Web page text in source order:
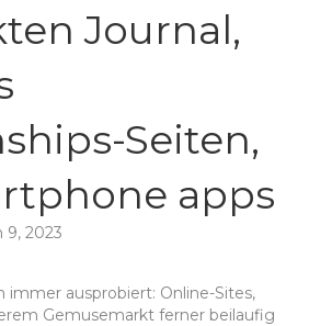
Journal,
Seiten,
apps
9, 2023
immer ausprobiert: Online-Sites,
Gemusemarkt ferner beilaufig